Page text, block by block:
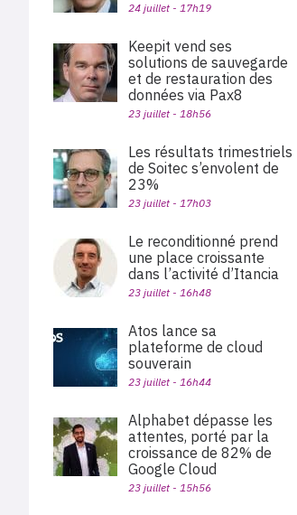
24 juillet - 17h19
Keepit vend ses
solutions de sauvegarde
et de restauration des
données via Pax8
23 juillet - 18h56
Les résultats trimestriels
de Soitec s’envolent de
23%
23 juillet - 17h03
Le reconditionné prend
une place croissante
dans l’activité d’Itancia
23 juillet - 16h48
Atos lance sa
plateforme de cloud
souverain
23 juillet - 16h44
Alphabet dépasse les
attentes, porté par la
croissance de 82% de
Google Cloud
23 juillet - 15h56